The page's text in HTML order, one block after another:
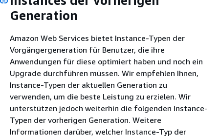
Generation
Amazon Web Services bietet Instance-Typen der
Vorgängergeneration für Benutzer, die ihre
Anwendungen für diese optimiert haben und noch ein
Upgrade durchführen müssen. Wir empfehlen Ihnen,
Instance-Typen der aktuellen Generation zu
verwenden, um die beste Leistung zu erzielen. Wir
unterstützen jedoch weiterhin die folgenden Instance-
Typen der vorherigen Generation. Weitere
Informationen darüber, welcher Instance-Typ der